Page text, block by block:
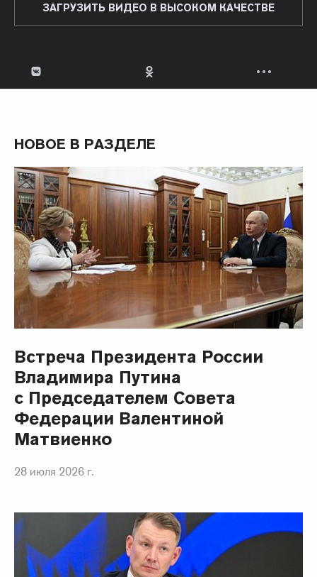
ЗАГРУЗИТЬ ВИДЕО В ВЫСОКОМ КАЧЕСТВЕ
НОВОЕ В РАЗДЕЛЕ
Встреча Президента России
Владимира Путина
с Председателем Совета
Федерации Валентиной
Матвиенко
28 июля 2026 г.